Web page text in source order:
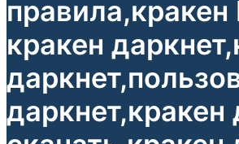
кракен
даркнет,кракен